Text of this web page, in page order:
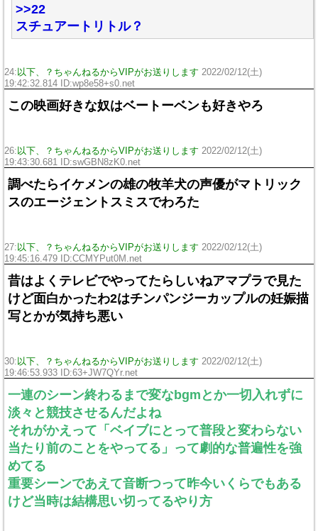
>>22
スチュアートリトル？
24: 以下、？ちゃんねるからVIPがお送りします 2022/02/12(土)
19:42:32.814 ID:wp8e58+s0.net
この映画好きな奴はベートーベンも好きやろ
26: 以下、？ちゃんねるからVIPがお送りします 2022/02/12(土)
19:43:30.681 ID:swGBN8zK0.net
調べたらイケメンの雄の牧羊犬の声優がマトリック
スのエージェントスミスでわろた
27: 以下、？ちゃんねるからVIPがお送りします 2022/02/12(土)
19:45:16.479 ID:CCMYPut0M.net
昔はよくテレビでやってたらしいねアマプラで見た
けど面白かったわ2はチンパンジーカップルの妊娠描
写とかが気持ち悪い
30: 以下、？ちゃんねるからVIPがお送りします 2022/02/12(土)
19:46:53.933 ID:63+JW7QYr.net
一連のシーン終わるまで変なbgmとか一切入れずに
淡々と競技させるんだよね
それがかえって「ベイブにとって普段と変わらない
当たり前のことをやってる」って劇的な普遍性を強
めてる
重要シーンであえて音断つって昨今いくらでもある
けど当時は結構思い切ってるやり方